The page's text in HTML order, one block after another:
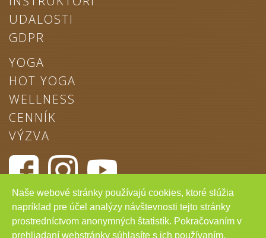
UDALOSTI
GDPR
YOGA
HOT YOGA
WELLNESS
CENNÍK
VÝZVA
Chcem odoberať novinky
Naše webové stránky používajú cookies, ktoré slúžia
napríklad pre účel analýzy návštevnosti tejto stránky
prostredníctvom anonymných štatistík. Pokračovaním v
prehliadaní webstránky súhlasíte s ich používaním.